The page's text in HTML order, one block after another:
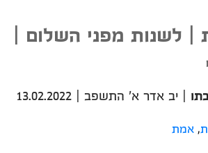
לשנות מפני השלום |
| יב אדר א' התשפב |
13.02.2022
, אמת